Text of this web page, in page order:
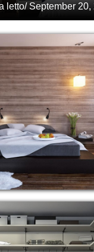
letto/ September 20,